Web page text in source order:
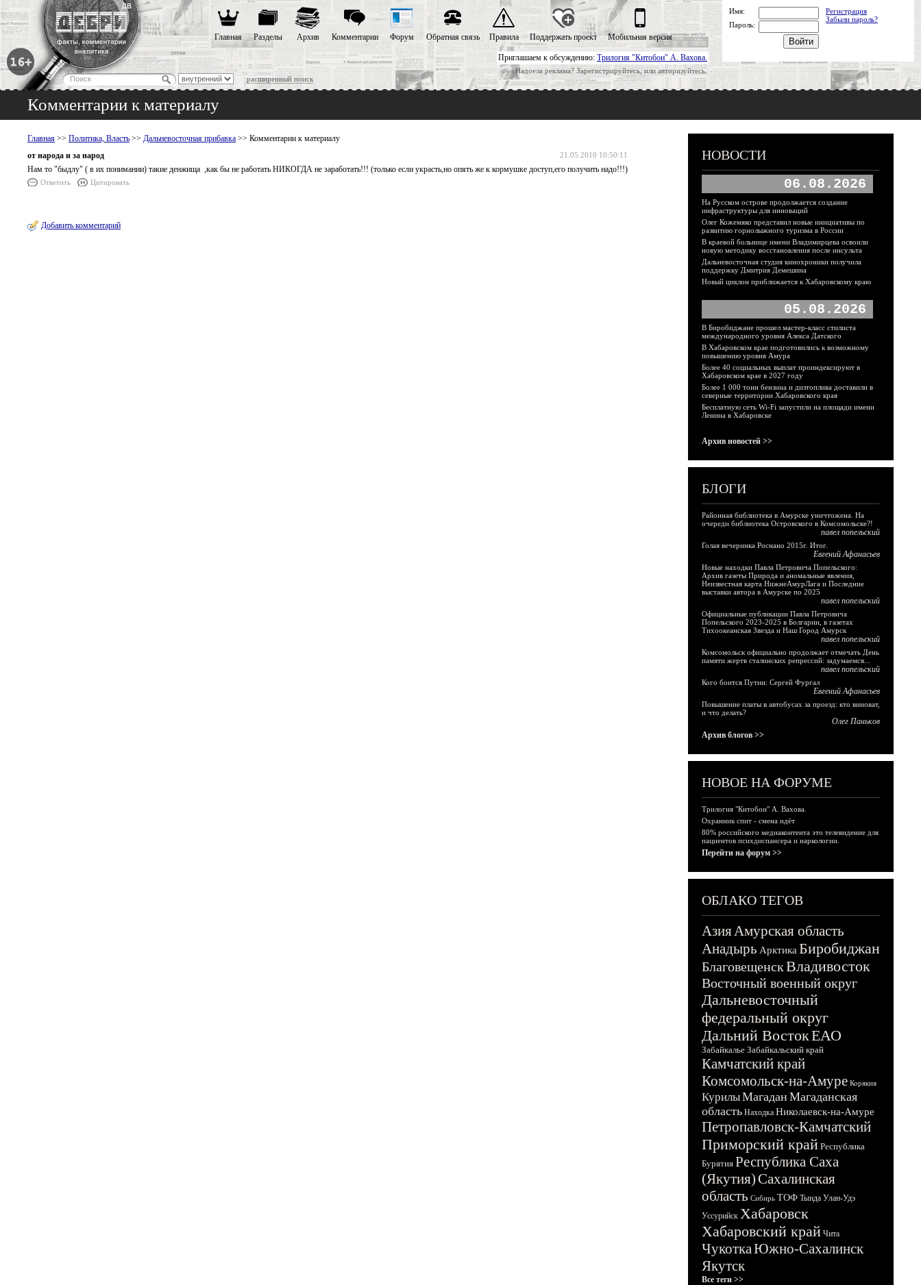
Приглашаем к обсуждению: Трилогия "Китобои" А. Вахова.
Надоела реклама? Зарегистрируйтесь, или авторизуйтесь.
расширенный поиск
Главная Разделы Архив Комментарии Форум Обратная связь Правила Поддержать проект Мобильная версия
Имя:
Регистрация
Забыли пароль?
Пароль:
Комментарии к материалу
Главная >> Политика, Власть >> Дальневосточная прибавка >> Комментарии к материалу
21.05.2010 10:50:11
от народа и за народ
Нам то "быдлу" ( в их понимании) такие денжища ,как бы не работать НИКОГДА не заработать!!! (только если украсть,но опять же к кормушке доступ,его получить надо!!!)
Ответить Цитировать
Добавить комментарий
НОВОСТИ
06.08.2026
На Русском острове продолжается создание
инфраструктуры для инноваций
Олег Кожемяко представил новые инициативы по
развитию горнолыжного туризма в России
В краевой больнице имени Владимирцева освоили
новую методику восстановления после инсульта
Дальневосточная студия кинохроники получила
поддержку Дмитрия Демешина
Новый циклон приближается к Хабаровскому краю
05.08.2026
В Биробиджане прошел мастер-класс стилиста
международного уровня Алекса Датского
В Хабаровском крае подготовились к возможному
повышению уровня Амура
Более 40 социальных выплат проиндексируют в
Хабаровском крае в 2027 году
Более 1 000 тонн бензина и дизтоплива доставили в
северные территории Хабаровского края
Бесплатную сеть Wi-Fi запустили на площади имени
Ленина в Хабаровске
Архив новостей >>
БЛОГИ
Районная библиотека в Амурске уничтожена. На
очереди библиотека Островского в Комсомольске?!
павел попельский
Голая вечеринка Роснано 2015г. Итог.
Евгений Афанасьев
Новые находки Павла Петровича Попельского:
Архив газеты Природа и аномальные явления,
Неизвестная карта НижнеАмурЛага и Последние
выставки автора в Амурске по 2025
павел попельский
Официальные публикации Павла Петровича
Попельского 2023-2025 в Болгарии, в газетах
Тихоокеанская Звезда и Наш Город Амурск
павел попельский
Комсомольск официально продолжает отмечать День
памяти жертв сталинских репрессий: задумаемся...
павел попельский
Кого боится Путин: Сергей Фургал
Евгений Афанасьев
Повышение платы в автобусах за проезд: кто виноват,
и что делать?
Олег Паньков
Архив блогов >>
НОВОЕ НА ФОРУМЕ
Трилогия "Китобои" А. Вахова.
Охранник спит - смена идёт
80% российского медиаконтента это телевидение для
пациентов психдиспансера и наркологии.
Перейти на форум >>
ОБЛАКО ТЕГОВ
АзияАмурская область
Анадырь Арктика Биробиджан
БлаговещенскВладивосток
Восточный военный округ
Дальневосточный
федеральный округ
Дальний ВостокЕАО
Забайкалье Забайкальский край
Камчатский край
Комсомольск-на-Амуре Корякия
КурилыМагадан Магаданская
область Находка Николаевск-на-Амуре
Петропавловск-Камчатский
Приморский край Республика
Бурятия Республика Саха
(Якутия)Сахалинская
область Сибирь ТОФ Тында Улан-Удэ
Уссурийск Хабаровск
Хабаровский край Чита
ЧукоткаЮжно-Сахалинск
Якутск
Все теги >>